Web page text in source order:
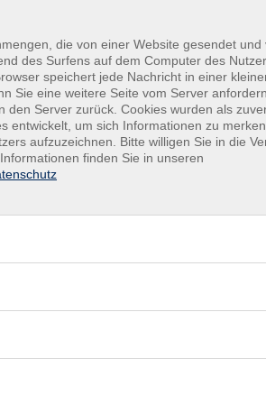
29.09.2026—24.11.2026
17:45–19:15Uhr
vhs Am Stadtwald 3
Brigitte Oberauer
die von einer Website gesendet und
des Surfens auf dem Computer des
speichert jede Nachricht in einer
Sie eine weitere Seite vom Server
den Server zurück. Cookies wurden als
entwickelt, um sich Informationen zu
aufzuzeichnen. Bitte willigen Sie in die
finden Sie in unseren